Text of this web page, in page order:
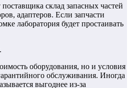
поставщика склад запасных частей
адаптеров. Если запчасти
лаборатория будет простаивать
оборудования, но и условия
обслуживания. Иногда
выгоднее из-за